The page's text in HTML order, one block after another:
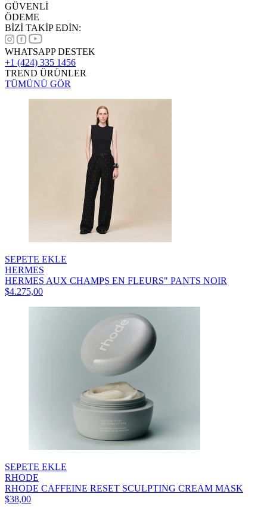
GÜVENLİ
ÖDEME
BİZİ TAKİP EDİN:
WHATSAPP DESTEK
+1 (424) 335 1456
TREND ÜRÜNLER
TÜMÜNÜ GÖR
SEPETE EKLE
HERMES
HERMES AUX CHAMPS EN FLEURS" PANTS NOIR
$4.275,00
SEPETE EKLE
RHODE
RHODE CAFFEINE RESET SCULPTING CREAM MASK
$38,00